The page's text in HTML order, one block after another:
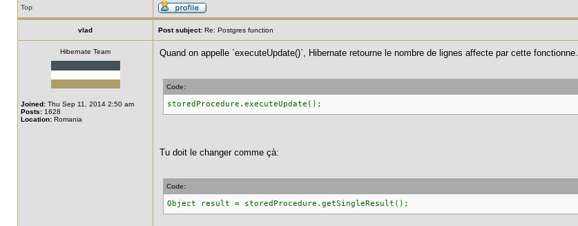
Top
vlad Post subject: Re: Postgres function
Hibernate Team
Joined: Thu Sep 11, 2014 2:50 am
Posts: 1628
Location: Romania
Quand on appelle `executeUpdate()`, Hibernate retourne le nombre de lignes affecte par cette fonctionne.
Code:
storedProcedure.executeUpdate();
Tu doit le changer comme çà:
Code:
Object result = storedProcedure.getSingleResult();